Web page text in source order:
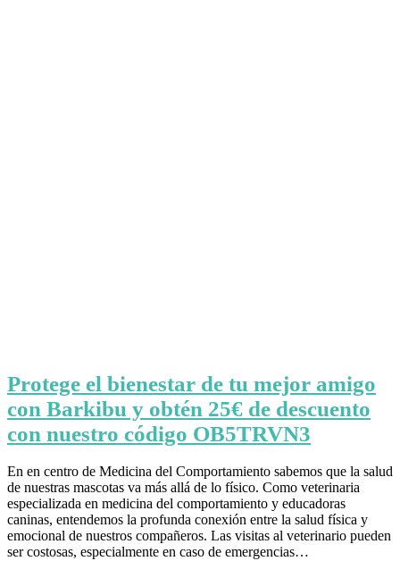
Protege el bienestar de tu mejor amigo
con Barkibu y obtén 25€ de descuento
con nuestro código OB5TRVN3
En en centro de Medicina del Comportamiento sabemos que la salud
de nuestras mascotas va más allá de lo físico. Como veterinaria
especializada en medicina del comportamiento y educadoras
caninas, entendemos la profunda conexión entre la salud física y
emocional de nuestros compañeros. Las visitas al veterinario pueden
ser costosas, especialmente en caso de emergencias…